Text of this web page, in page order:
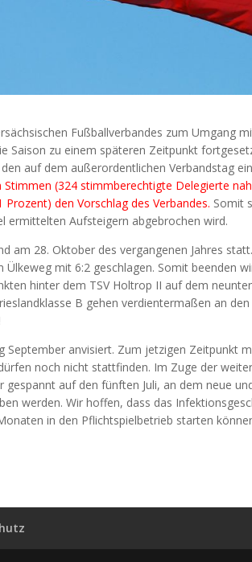
Fußballverbandes zum Umgang
Saison zu einem späteren Zeitpunkt
auf dem außerordentlichen Verbandstag
Stimmen (324 stimmberechtigte Delegierte
den Vorschlag des Verbandes. Somit
ermittelten Aufsteigern abgebrochen wird.
am 28. Oktober des vergangenen Jahres
Ülkeweg mit 6:2 geschlagen. Somit beenden
hinter dem TSV Holtrop II auf dem
B gehen verdientermaßen an
September anvisiert. Zum jetzigen Zeitpunkt
noch nicht stattfinden. Im Zuge der
auf den fünften Juli, an dem neue
werden. Wir hoffen, dass das
in den Pflichtspielbetrieb starten